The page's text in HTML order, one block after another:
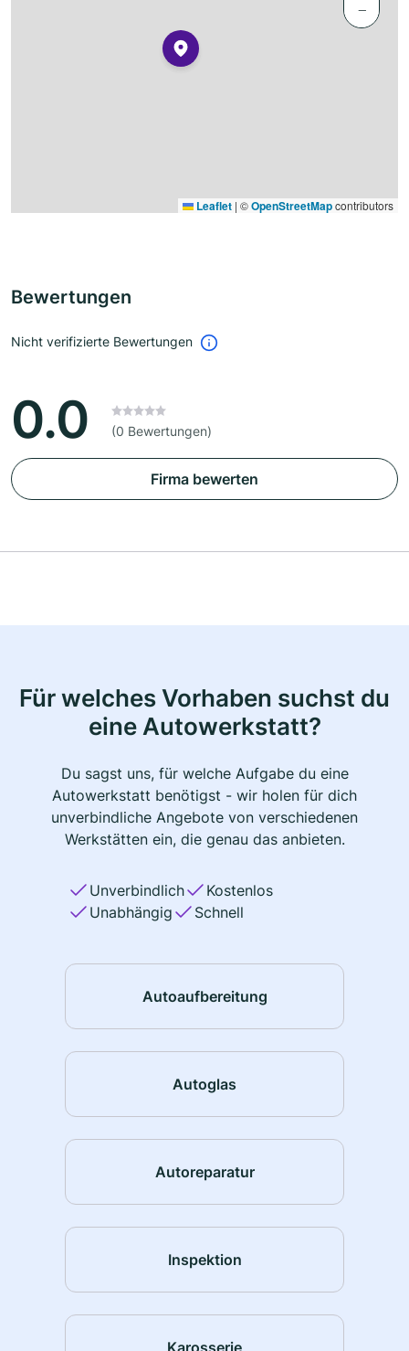
−
Leaflet | ©OpenStreetMapcontributors
Bewertungen
Nicht verifizierte Bewertungen
0.0 (0 Bewertungen)
Firma bewerten
Für welches Vorhaben suchst du
eine Autowerkstatt?
Du sagst uns, für welche Aufgabe du eine
Autowerkstatt benötigst - wir holen für dich
unverbindliche Angebote von verschiedenen
Werkstätten ein, die genau das anbieten.
Unverbindlich
Kostenlos
Unabhängig
Schnell
Autoaufbereitung
Autoglas
Autoreparatur
Inspektion
Karosserie